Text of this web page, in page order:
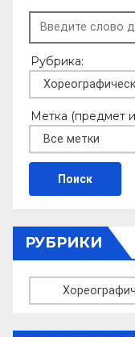
Рубрика:
Метка (предмет
РУБРИКИ
Рубрики